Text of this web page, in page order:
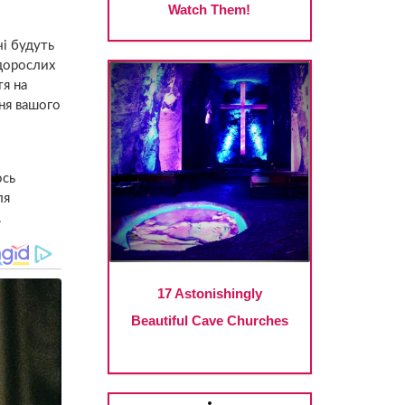
будуть
на
вашого